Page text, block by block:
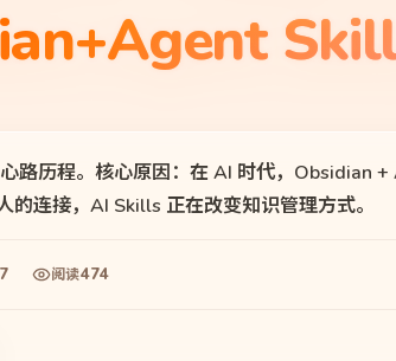
路历程。核心原因：在 AI 时代，Obsidian
连接，AI Skills 正在改变知识管理方式。
阅读474